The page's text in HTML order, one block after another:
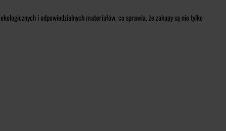
i odpowiedzialnych materiałów, co sprawia, że zakupy są nie tylko